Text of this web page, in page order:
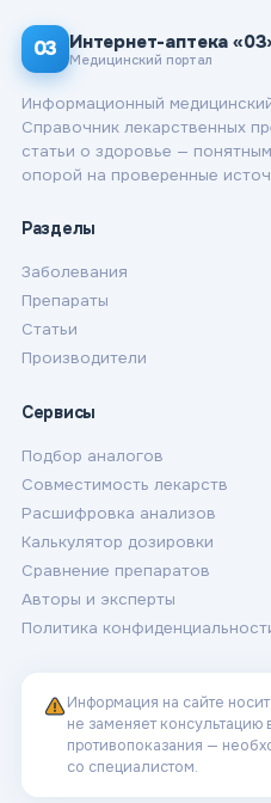
03 Интернет-аптека
Медицинский портал
Информационный
Справочник лекарственных
статьи о здоровье —
опорой на проверенные
Разделы
Заболевания
Препараты
Статьи
Производители
Сервисы
Подбор аналогов
Совместимость лекарств
Расшифровка анализов
Калькулятор дозировки
Сравнение препаратов
Авторы и эксперты
Политика
Информация на сайте
не заменяет консультацию
противопоказания —
со специалистом.